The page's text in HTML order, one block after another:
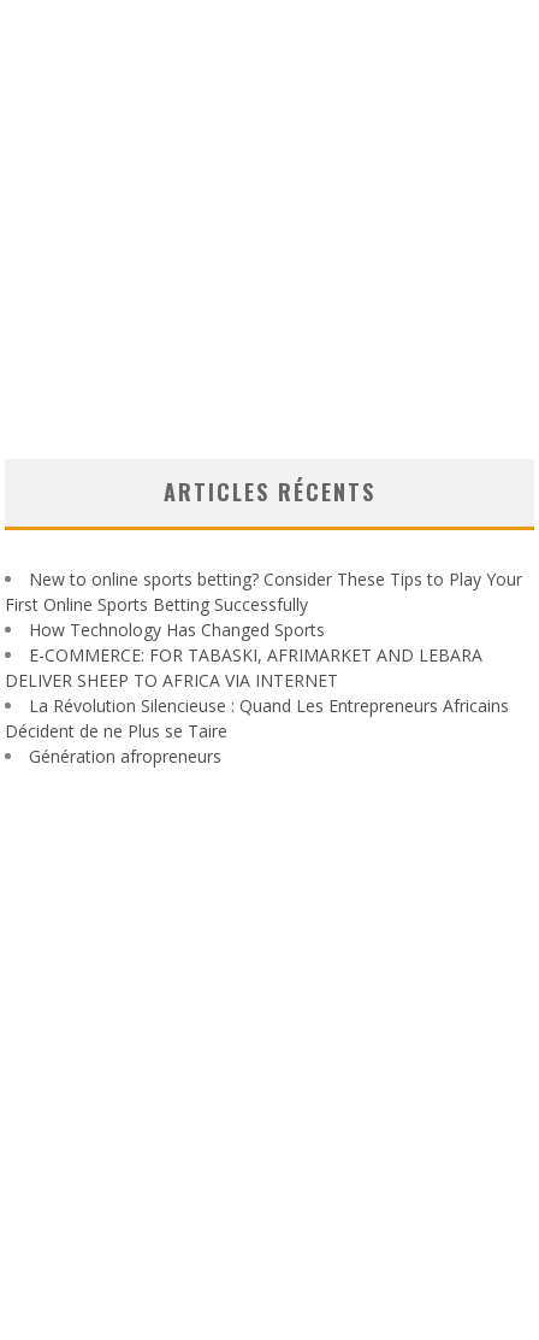
ARTICLES RÉCENTS
New to online sports betting? Consider These Tips to Play Your
First Online Sports Betting Successfully
How Technology Has Changed Sports
E-COMMERCE: FOR TABASKI, AFRIMARKET AND LEBARA
DELIVER SHEEP TO AFRICA VIA INTERNET
La Révolution Silencieuse : Quand Les Entrepreneurs Africains
Décident de ne Plus se Taire
Génération afropreneurs